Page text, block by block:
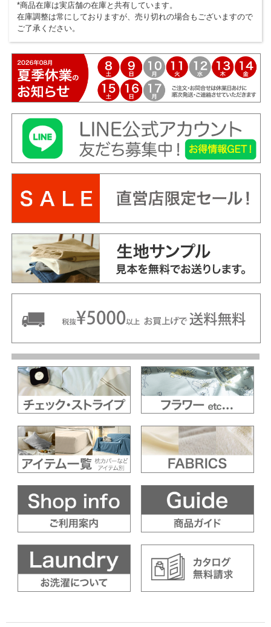
*商品在庫は実店舗の在庫と共有しています。
在庫調整は常にしておりますが、売り切れの場合もございますので
ご了承ください。